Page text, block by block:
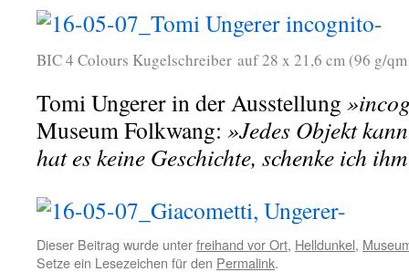
BIC 4 Colours Kugelschreiber auf 28 x 21,6 cm (96 g/
Tomi Ungerer in der Ausstellung
Museum Folkwang: »Jedes Objekt
hat es keine Geschichte, schenke ich
Dieser Beitrag wurde unterfreihand vor Ort, Helldunkel,
Setze ein Lesezeichen für den Permalink.